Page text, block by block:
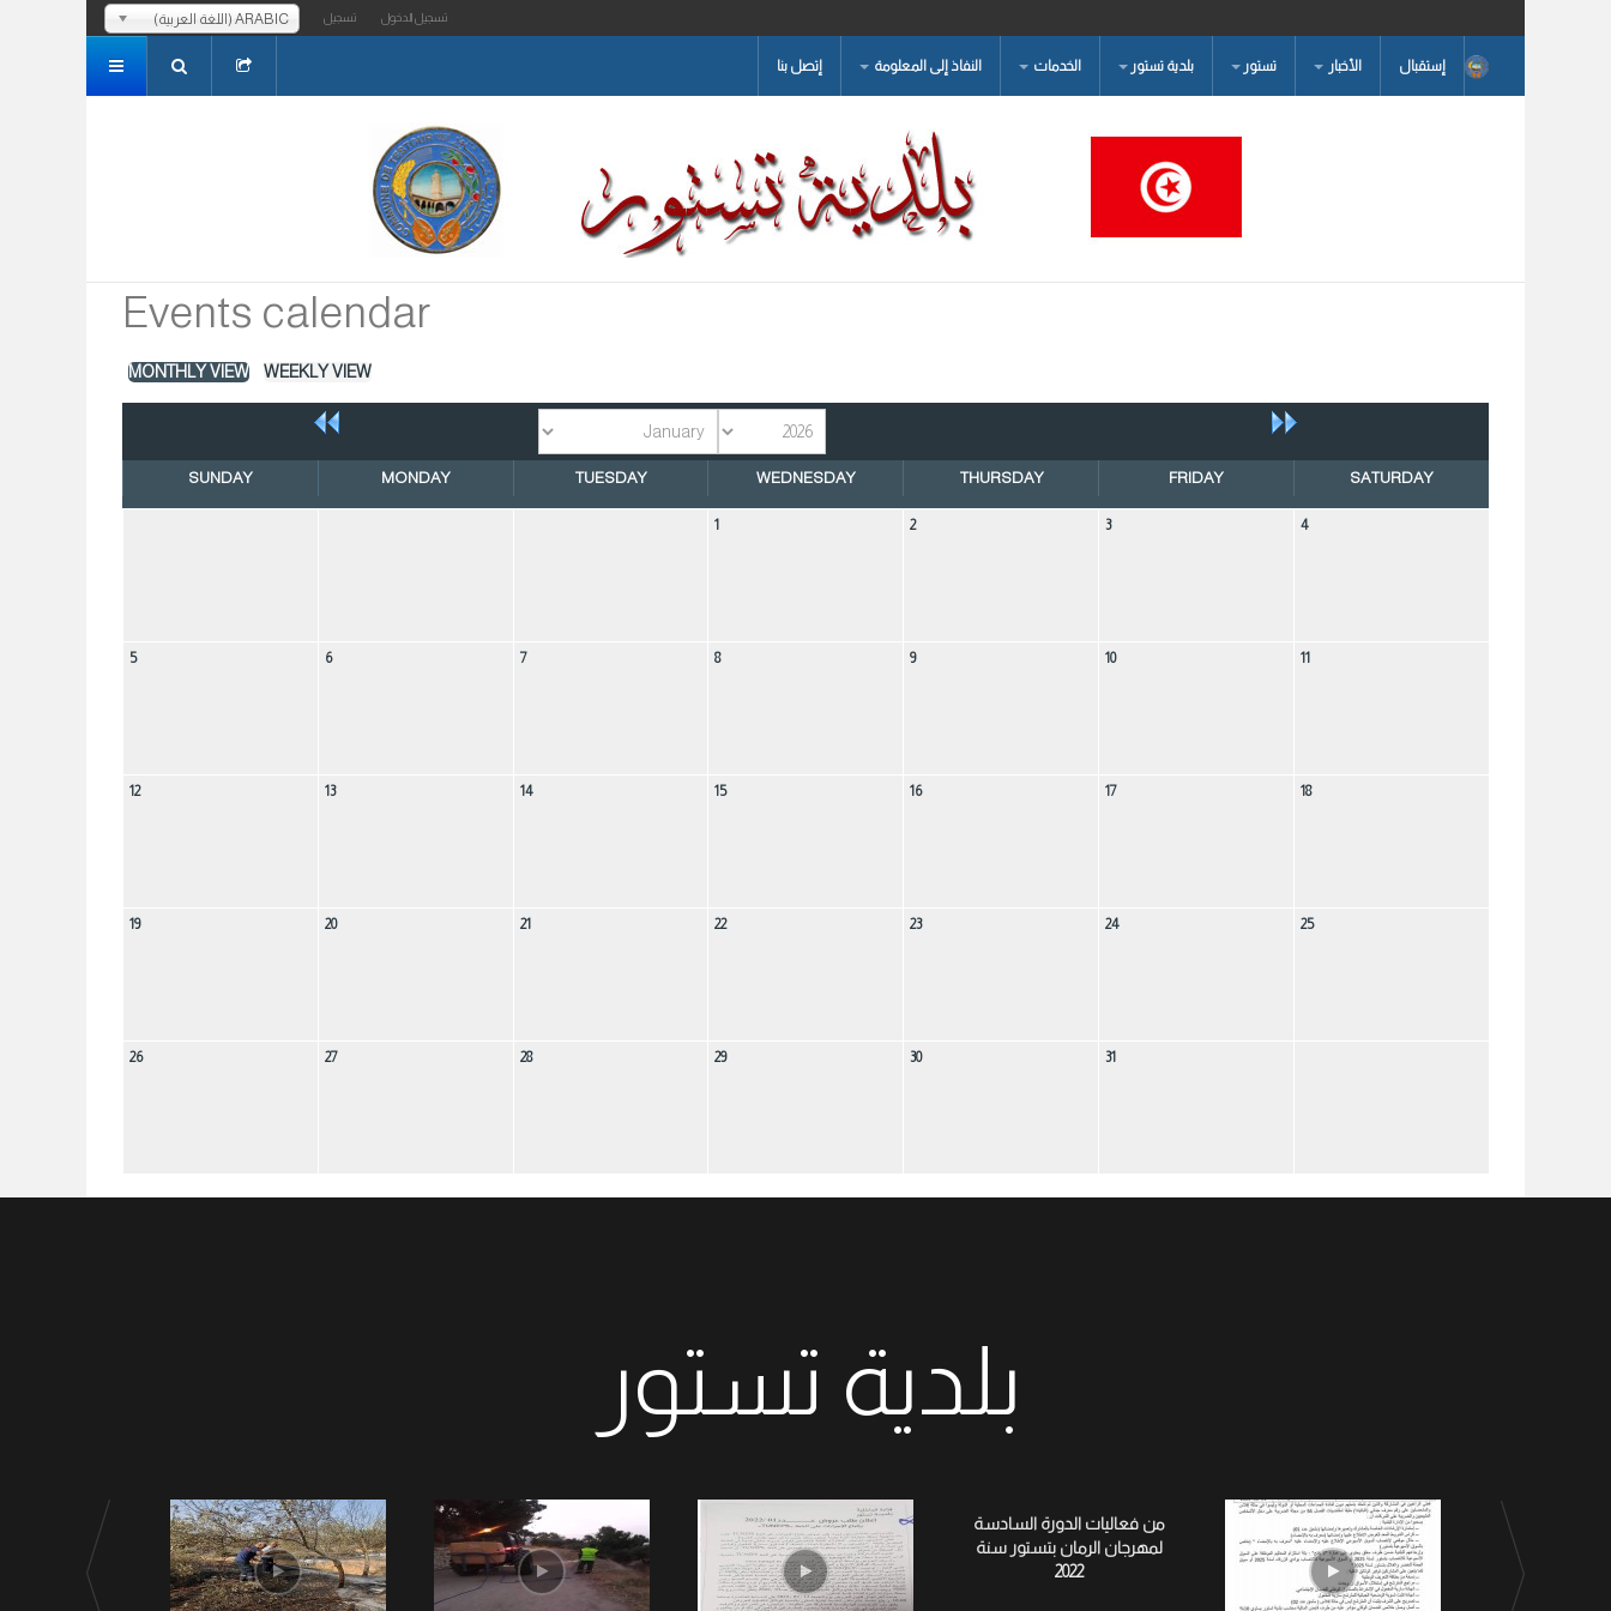
ARABIC (اللغة العربية) تسجيل الدخول تسجيل
إستقبال الأخبار تستور بلدية تستور الخدمات النفاذ إلى المعلومة إتصل بنا
Events calendar
MONTHLY VIEW WEEKLY VIEW
SUNDAY MONDAY TUESDAY WEDNESDAY THURSDAY FRIDAY SATURDAY
1 2 3 4
5 6 7 8 9 10 11
12 13 14 15 16 17 18
19 20 21 22 23 24 25
26 27 28 29 30 31
بلدية تستور
من فعاليات الدورة السادسة
لمهرجان الرمان بتستور سنة
2022